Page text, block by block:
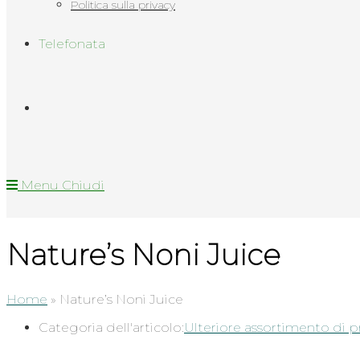
Politica sulla privacy
Telefonata
Menu Chiudi
Nature’s Noni Juice
Home » Nature’s Noni Juice
Categoria dell'articolo:Ulteriore assortimento di